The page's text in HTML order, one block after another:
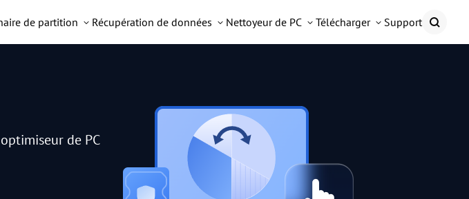
de partition Récupération de données Nettoyeur de PC Télécharger Support
de PC